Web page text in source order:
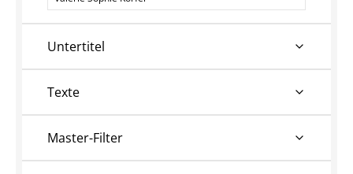
Untertitel
Texte
Master-Filter